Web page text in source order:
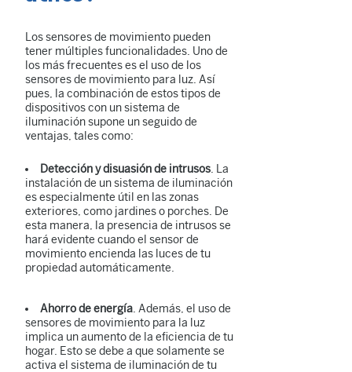
Los sensores de movimiento pueden
tener múltiples funcionalidades. Uno de
los más frecuentes es el uso de los
sensores de movimiento para luz. Así
pues, la combinación de estos tipos de
dispositivos con un sistema de
iluminación supone un seguido de
ventajas, tales como:
Detección y disuasión de intrusos. La
instalación de un sistema de iluminación
es especialmente útil en las zonas
exteriores, como jardines o porches. De
esta manera, la presencia de intrusos se
hará evidente cuando el sensor de
movimiento encienda las luces de tu
propiedad automáticamente.
Ahorro de energía. Además, el uso de
sensores de movimiento para la luz
implica un aumento de la eficiencia de tu
hogar. Esto se debe a que solamente se
activa el sistema de iluminación de tu